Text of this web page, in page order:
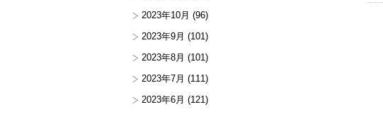
2023年10月 (96)
2023年9月 (101)
2023年8月 (101)
2023年7月 (111)
2023年6月 (121)